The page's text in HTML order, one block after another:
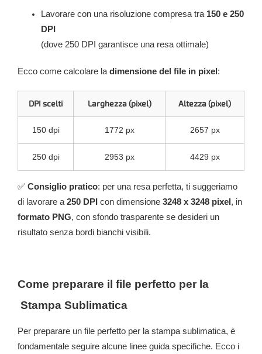
Lavorare con una risoluzione compresa tra 150 e 250
DPI
(dove 250 DPI garantisce una resa ottimale)
Ecco come calcolare la dimensione del file in pixel:
DPI scelti Larghezza (pixel) Altezza (pixel)
150 dpi 1772 px 2657 px
250 dpi 2953 px 4429 px
✅ Consiglio pratico: per una resa perfetta, ti suggeriamo
di lavorare a 250 DPI con dimensione 3248 x 3248 pixel, in
formato PNG, con sfondo trasparente se desideri un
risultato senza bordi bianchi visibili.
Come preparare il file perfetto per la
Stampa Sublimatica
Per preparare un file perfetto per la stampa sublimatica, è
fondamentale seguire alcune linee guida specifiche. Ecco i